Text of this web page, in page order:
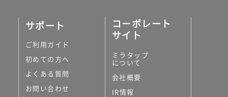
サポート
ご利用ガイド
初めての方へ
よくある質問
お問い合わせ
コーポレート
サイト
ミラタップ
について
会社概要
IR情報